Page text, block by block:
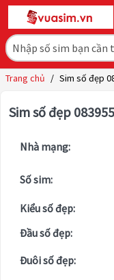
Trang chủ / Sim số đẹp
Sim số đẹp
Nhà mạng:
Số sim:
Kiểu số đẹp:
Đầu số đẹp:
Đuôi số đẹp: